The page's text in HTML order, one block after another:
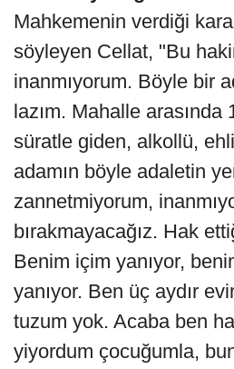
Mahkemenin verdiği
söyleyen Cellat, "Bu
inanmıyorum. Böyle bir
lazım. Mahalle arasında
süratle giden, alkollü,
adamın böyle adaletin
zannetmiyorum,
bırakmayacağız. Hak
Benim içim yanıyor,
yanıyor. Ben üç aydır
tuzum yok. Acaba ben
yiyordum çocuğumla,